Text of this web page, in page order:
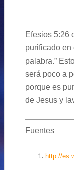
Efesios 5:26
purificado en
palabra.”
será poco a
porque es
de Jesus y
Fuentes
http://